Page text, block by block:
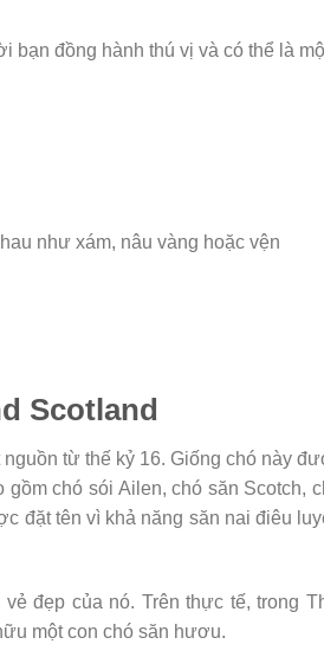
đồng hành thú vị và có thể là
như xám, nâu vàng hoặc vện
Scotland
từ thế kỷ 16. Giống chó này
chó sói Ailen, chó săn Scotch,
đặt tên vì khả năng săn nai điêu
đẹp của nó. Trên thực tế, trong
một con chó săn hươu.